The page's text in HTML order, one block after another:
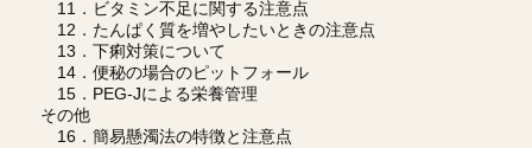
11．ビタミン不足に関する注意点
12．たんぱく質を増やしたいときの注意点
13．下痢対策について
14．便秘の場合のピットフォール
15．PEG-Jによる栄養管理
その他
16．簡易懸濁法の特徴と注意点